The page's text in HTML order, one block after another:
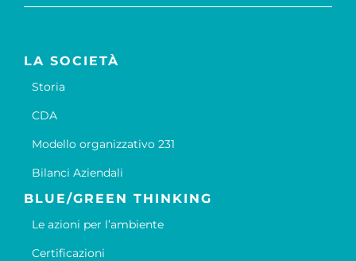
LA SOCIETÀ
Storia
CDA
Modello organizzativo 231
Bilanci Aziendali
BLUE/GREEN THINKING
Le azioni per l’ambiente
Certificazioni